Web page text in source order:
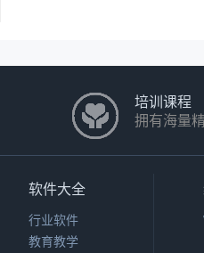
培训课程
拥有海量
软件大全
行业软件
教育教学